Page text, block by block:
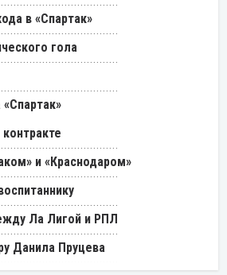
в «Спартак»
гола
и «Краснодаром»
Ла Лигой и РПЛ
Данила Пруцева